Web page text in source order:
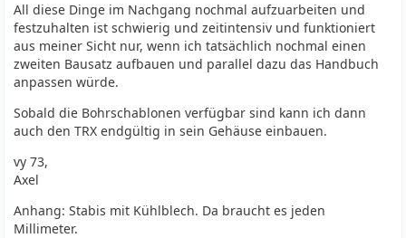
All diese Dinge im Nachgang nochmal aufzuarbeiten und
festzuhalten ist schwierig und zeitintensiv und funktioniert
aus meiner Sicht nur, wenn ich tatsächlich nochmal einen
zweiten Bausatz aufbauen und parallel dazu das Handbuch
anpassen würde.
Sobald die Bohrschablonen verfügbar sind kann ich dann
auch den TRX endgültig in sein Gehäuse einbauen.
vy 73,
Axel
Anhang: Stabis mit Kühlblech. Da braucht es jeden
Millimeter.